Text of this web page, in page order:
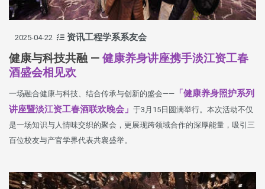
2025-04-22 资讯工程学系系友会
健康与科技共融 — 健康养身讲座携手淡江资工春
酒盛会相见欢
一场融合健康与科技、结合传承与创新的盛会—— 「健康养身照护系列
讲座暨淡江资工春酒联欢晚会」 于3月15日圆满举行。本次活动不仅
是一场知识与人情味交织的聚会，更展现跨领域合作的深厚能量，吸引三
百位校友与产官学界代表共襄盛举。